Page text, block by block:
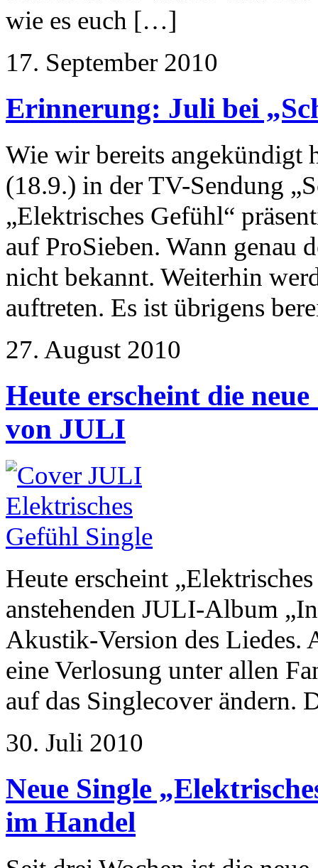
wie es euch […]
17. September 2010
Erinnerung: Juli bei
Wie wir bereits angekündigt
(18.9.) in der TV-Sendung
„Elektrisches Gefühl“
auf ProSieben. Wann genau
nicht bekannt. Weiterhin
auftreten. Es ist übrigens
27. August 2010
Heute erscheint die
von JULI
Heute erscheint
anstehenden JULI-Album
Akustik-Version des Liedes.
eine Verlosung unter allen
auf das Singlecover ändern.
30. Juli 2010
Neue Single
im Handel